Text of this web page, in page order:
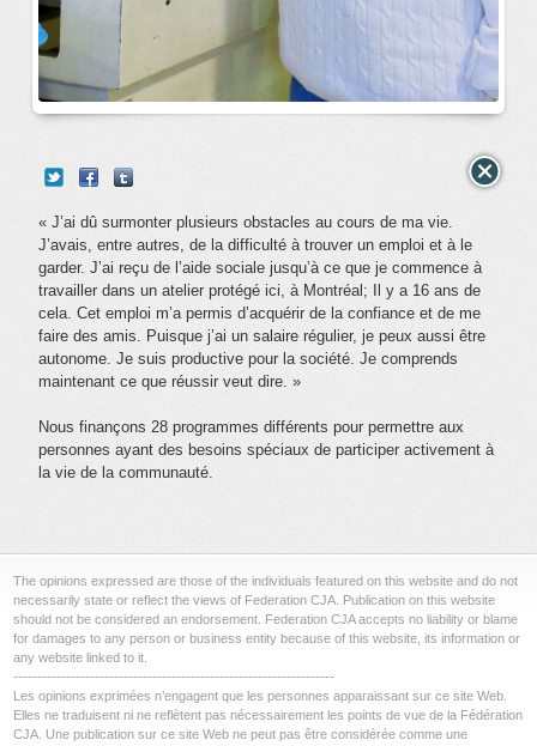
« J’ai dû surmonter plusieurs obstacles au cours de ma vie.
J’avais, entre autres, de la difficulté à trouver un emploi et à le
garder. J’ai reçu de l’aide sociale jusqu’à ce que je commence à
travailler dans un atelier protégé ici, à Montréal; Il y a 16 ans de
cela. Cet emploi m’a permis d’acquérir de la confiance et de me
faire des amis. Puisque j’ai un salaire régulier, je peux aussi être
autonome. Je suis productive pour la société. Je comprends
maintenant ce que réussir veut dire. »
Nous finançons 28 programmes différents pour permettre aux
personnes ayant des besoins spéciaux de participer activement à
la vie de la communauté.
The opinions expressed are those of the individuals featured on this website and do not
necessarily state or reflect the views of Federation CJA. Publication on this website
should not be considered an endorsement. Federation CJA accepts no liability or blame
for damages to any person or business entity because of this website, its information or
any website linked to it.
-------------------------------------------------------------------
Les opinions exprimées n’engagent que les personnes apparaissant sur ce site Web.
Elles ne traduisent ni ne reflètent pas nécessairement les points de vue de la Fédération
CJA. Une publication sur ce site Web ne peut pas être considérée comme une